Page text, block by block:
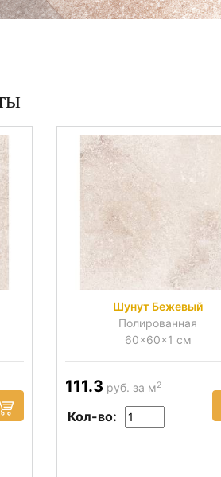
Шунут Бежевый
Полированная
60x60x1 см
111.3 руб. за м2
Кол-во: